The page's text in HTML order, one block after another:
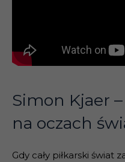
Simon Kjaer
na oczach
Gdy cały piłkarski świat